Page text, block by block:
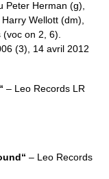
Peter Herman (g),
Wellott (dm),
on 2, 6).
(3), 14 avril 2012
– Leo Records LR
– Leo Records